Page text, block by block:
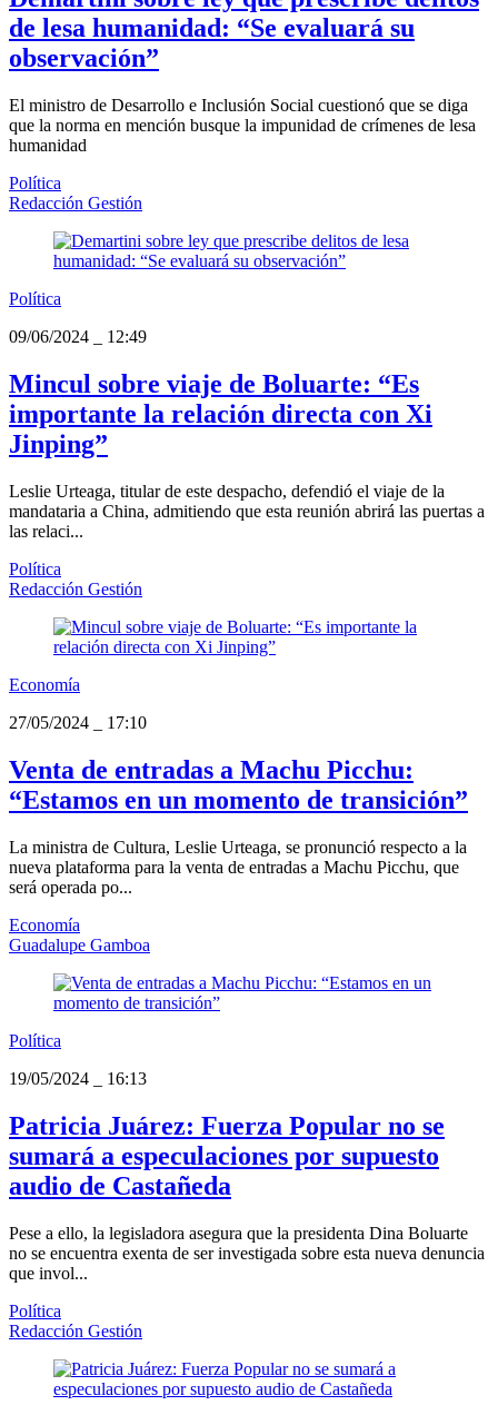
de lesa humanidad: “Se evaluará su
observación”
El ministro de Desarrollo e Inclusión Social cuestionó que se diga
que la norma en mención busque la impunidad de crímenes de lesa
humanidad
Política
Redacción Gestión
Política
09/06/2024
12:49
Mincul sobre viaje de Boluarte: “Es
importante la relación directa con Xi
Jinping”
Leslie Urteaga, titular de este despacho, defendió el viaje de la
mandataria a China, admitiendo que esta reunión abrirá las puertas a
las relaci...
Política
Redacción Gestión
Economía
27/05/2024
17:10
Venta de entradas a Machu Picchu:
“Estamos en un momento de transición”
La ministra de Cultura, Leslie Urteaga, se pronunció respecto a la
nueva plataforma para la venta de entradas a Machu Picchu, que
será operada po...
Economía
Guadalupe Gamboa
Política
19/05/2024
16:13
Patricia Juárez: Fuerza Popular no se
sumará a especulaciones por supuesto
audio de Castañeda
Pese a ello, la legisladora asegura que la presidenta Dina Boluarte
no se encuentra exenta de ser investigada sobre esta nueva denuncia
que invol...
Política
Redacción Gestión